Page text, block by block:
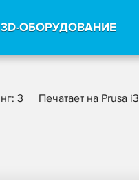
3D-ОБОРУДОВАНИЕ
3 Печатает на Prusa i3